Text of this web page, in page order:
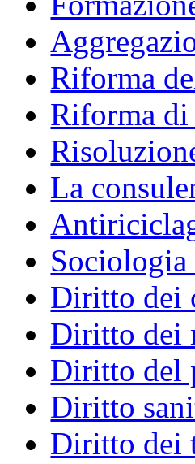
Riforma
Riforma
La
Diritto dei
Diritto dei
Diritto del
Diritto
Diritto dei